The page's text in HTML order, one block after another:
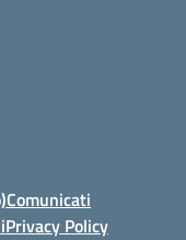
Comunicati
Privacy Policy